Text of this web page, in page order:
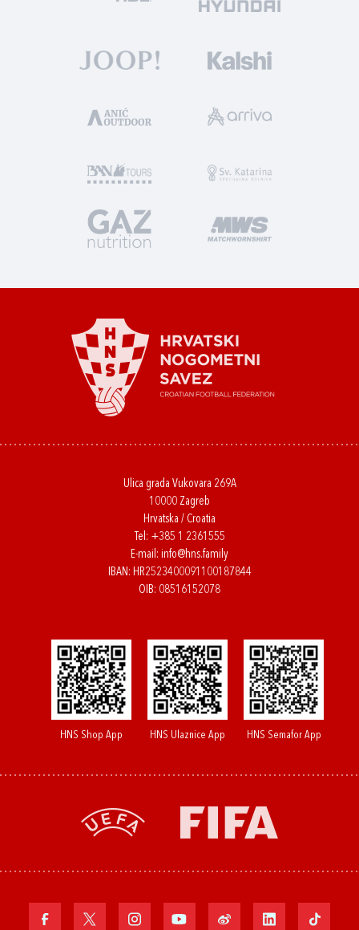
Ulica grada Vukovara 269A
10000 Zagreb
Hrvatska / Croatia
Tel: +385 1 2361555
E-mail: info@hns.family
IBAN: HR2523400091100187844
OIB: 08516152078
HNS Shop App HNS Ulaznice App HNS Semafor App